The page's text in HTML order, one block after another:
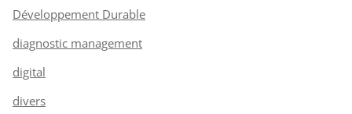
Développement Durable
diagnostic management
digital
divers